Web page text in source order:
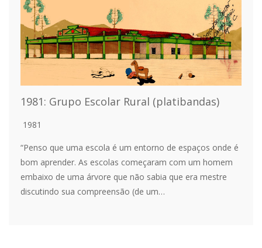
1981: Grupo Escolar Rural (platibandas)
1981
“Penso que uma escola é um entorno de espaços onde é
bom aprender. As escolas começaram com um homem
embaixo de uma árvore que não sabia que era mestre
discutindo sua compreensão (de um…